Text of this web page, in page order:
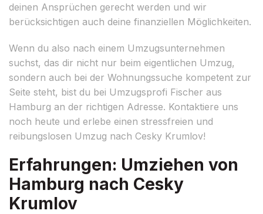
deinen Ansprüchen gerecht werden und wir
berücksichtigen auch deine finanziellen Möglichkeiten.
Wenn du also nach einem Umzugsunternehmen
suchst, das dir nicht nur beim eigentlichen Umzug,
sondern auch bei der Wohnungssuche kompetent zur
Seite steht, bist du bei Umzugsprofi Fischer aus
Hamburg an der richtigen Adresse. Kontaktiere uns
noch heute und erlebe einen stressfreien und
reibungslosen Umzug nach Cesky Krumlov!
Erfahrungen: Umziehen von
Hamburg nach Cesky
Krumlov